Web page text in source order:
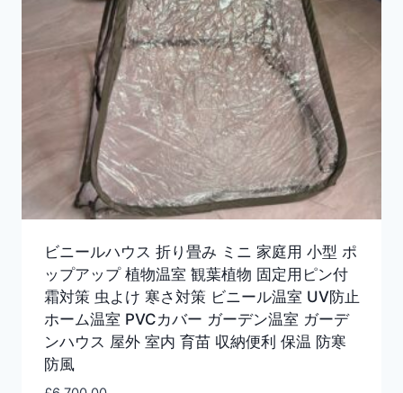
ビニールハウス 折り畳み ミニ 家庭用 小型 ポ
ップアップ 植物温室 観葉植物 固定用ピン付
霜対策 虫よけ 寒さ対策 ビニール温室 UV防止
ホーム温室 PVCカバー ガーデン温室 ガーデ
ンハウス 屋外 室内 育苗 収納便利 保温 防寒
防風